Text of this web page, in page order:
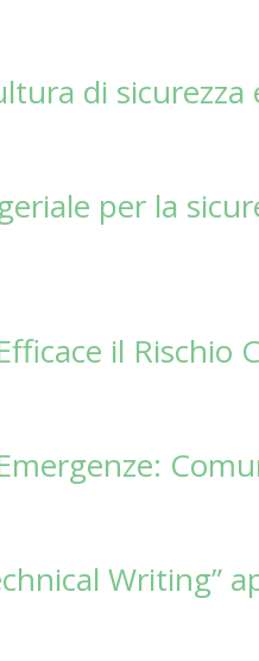
di
per la
il Rischio
Writing”